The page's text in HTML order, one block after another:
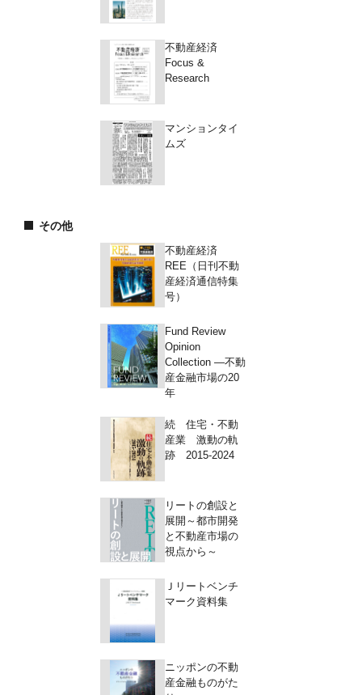
不動産経済
Focus &
Research
マンションタイ
ムズ
その他
不動産経済
REE（日刊不動
産経済通信特集
号）
Fund Review
Opinion
Collection ―不動
産金融市場の20
年
続 住宅・不動
産業 激動の軌
跡 2015-2024
リートの創設と
展開～都市開発
と不動産市場の
視点から～
Ｊリートベンチ
マーク資料集
ニッポンの不動
産金融ものがた